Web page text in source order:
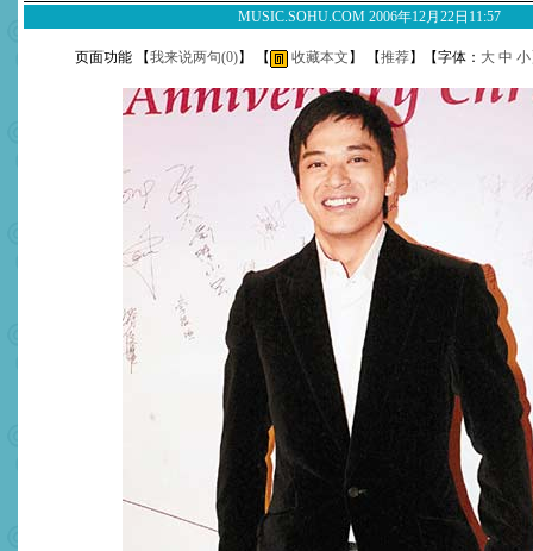
MUSIC.SOHU.COM 2006年12月22日11:57
页面功能 【我来说两句(0)】 【 收藏本文 】 【推荐】【字体： 大 中 小